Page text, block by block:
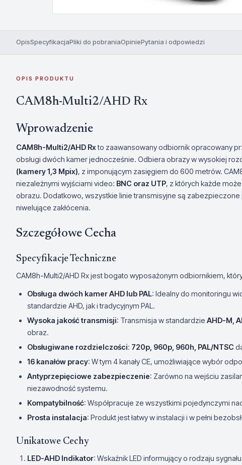
OpisSpecyfikacjaPliki do pobraniaOpiniePytania i odpowiedzi
OPIS PRODUKTU
CAM8h-Multi2/AHD Rx
Wprowadzenie
CAM8h-Multi2/AHD Rxto zaawansowany odbiornik opracowany
obsługi dwóch kamer jednocześnie. Odbiera obrazy w wysokiej
(kamery 1,3 Mpix), z imponującym zasięgiem do 600 metrów.
niezależnymi wyjściami video: BNC oraz UTP, z których każde
obrazu. Dodatkowo, wszystkie linie transmisyjne są
niwelujące zakłócenia.
Szczegółowe Cecha
Specyfikacje Techniczne
CAM8h-Multi2/AHD Rx jest bogato wyposażonym odbiornikiem,
Obsługa dwóch kamer AHD lub PAL: Idealny do monitoringu
standardzie AHD, jak i tradycyjnym PAL.
Wysoka jakość transmisji: Transmisja w standardzie AHD-M,
obraz.
Obsługiwane rozdzielczości: 720p, 960p, 960h, PAL/NTSC
16 kanałów pracy: W tym 4 kanały CE, umożliwiające wybór
Antyprzepięciowe zabezpieczenie: Zarówno na wejściu
niezawodność systemu.
Kompatybilność: Współpracuje ze wszystkimi pojedynczymi
Prosta instalacja: Produkt jest łatwy w instalacji i w pełni
Unikatowe Cechy
LED-AHD Indikator: Wskaźnik LED informujący o rodzaju